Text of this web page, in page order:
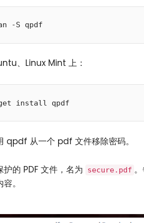
-S qpdf
、Linux Mint 上：
install qpdf
qpdf 从一个 pdf 文件移除密码。
的 PDF 文件，名为 secure.pdf
。